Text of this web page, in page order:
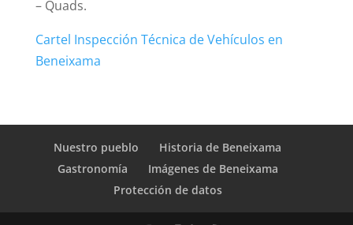
– Quads.
Cartel Inspección Técnica de Vehículos en
Beneixama
Nuestro pueblo
Historia de Beneixama
Gastronomía
Imágenes de Beneixama
Protección de datos